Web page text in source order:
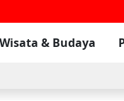
Wisata & Budaya